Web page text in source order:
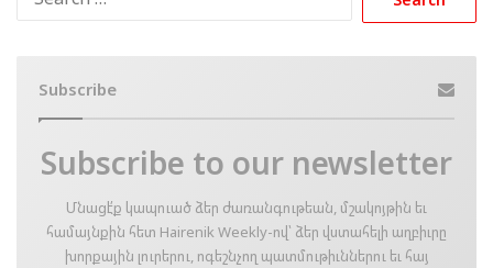
Subscribe
Subscribe to our newsletter
Մնացէ՛ք կապուած ձեր ժառանգութեան, մշակոյթին եւ
համայնքին հետ Hairenik Weekly-ով՝ ձեր վստահելի աղբիւրը
խորքային լուրերու, ոգեշնչող պատմութիւններու եւ հայ